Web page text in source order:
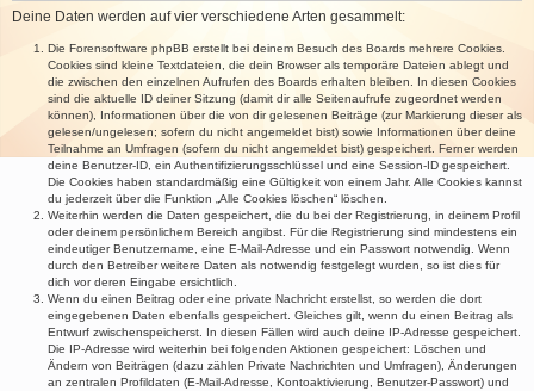
Deine Daten werden auf vier verschiedene Arten gesammelt:
Die Forensoftware phpBB erstellt bei deinem Besuch des Boards mehrere Cookies.
Cookies sind kleine Textdateien, die dein Browser als temporäre Dateien ablegt und
die zwischen den einzelnen Aufrufen des Boards erhalten bleiben. In diesen Cookies
sind die aktuelle ID deiner Sitzung (damit dir alle Seitenaufrufe zugeordnet werden
können), Informationen über die von dir gelesenen Beiträge (zur Markierung dieser als
gelesen/ungelesen; sofern du nicht angemeldet bist) sowie Informationen über deine
Teilnahme an Umfragen (sofern du nicht angemeldet bist) gespeichert. Ferner werden
deine Benutzer-ID, ein Authentifizierungsschlüssel und eine Session-ID gespeichert.
Die Cookies haben standardmäßig eine Gültigkeit von einem Jahr. Alle Cookies kannst
du jederzeit über die Funktion „Alle Cookies löschen“ löschen.
Weiterhin werden die Daten gespeichert, die du bei der Registrierung, in deinem Profil
oder deinem persönlichem Bereich angibst. Für die Registrierung sind mindestens ein
eindeutiger Benutzername, eine E-Mail-Adresse und ein Passwort notwendig. Wenn
durch den Betreiber weitere Daten als notwendig festgelegt wurden, so ist dies für
dich vor deren Eingabe ersichtlich.
Wenn du einen Beitrag oder eine private Nachricht erstellst, so werden die dort
eingegebenen Daten ebenfalls gespeichert. Gleiches gilt, wenn du einen Beitrag als
Entwurf zwischenspeicherst. In diesen Fällen wird auch deine IP-Adresse gespeichert.
Die IP-Adresse wird weiterhin bei folgenden Aktionen gespeichert: Löschen und
Ändern von Beiträgen (dazu zählen Private Nachrichten und Umfragen), Änderungen
an zentralen Profildaten (E-Mail-Adresse, Kontoaktivierung, Benutzer-Passwort) und